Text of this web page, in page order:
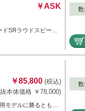
￥ASK
ドSRラウドスピー…
数
￥85,800 (税込)
本体価格 ￥78,000)
モデルに勝るとも…
数